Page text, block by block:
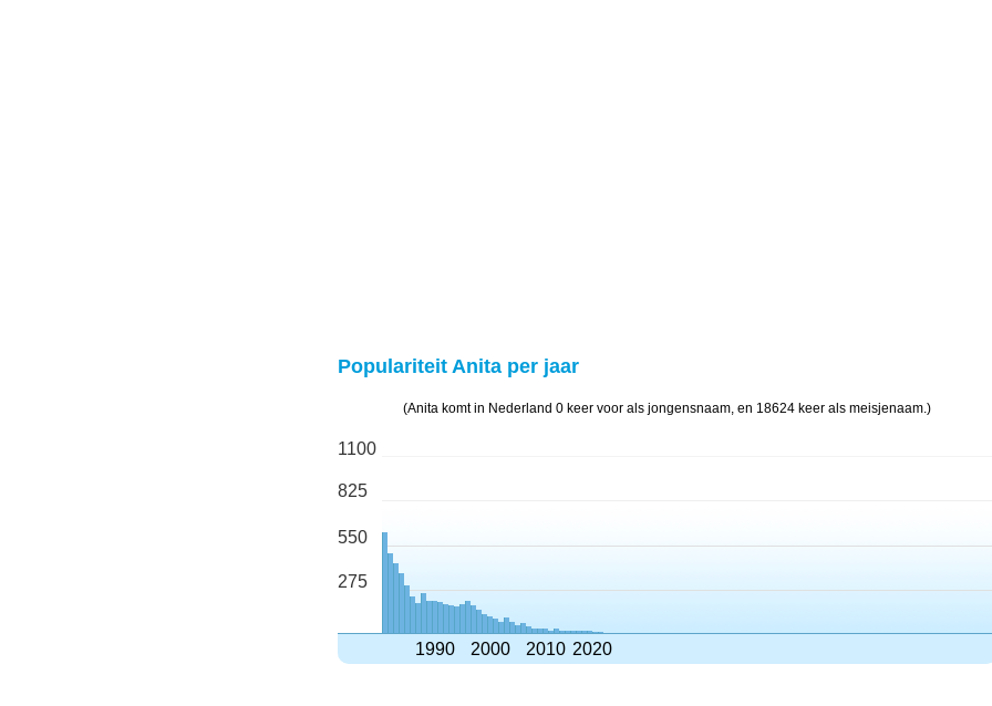
Populariteit Anita per jaar
(Anita komt in Nederland 0 keer voor als jongensnaam, en 18624 keer als meisjenaam.)
1100
825
550
275
1990 2000 2010 2020